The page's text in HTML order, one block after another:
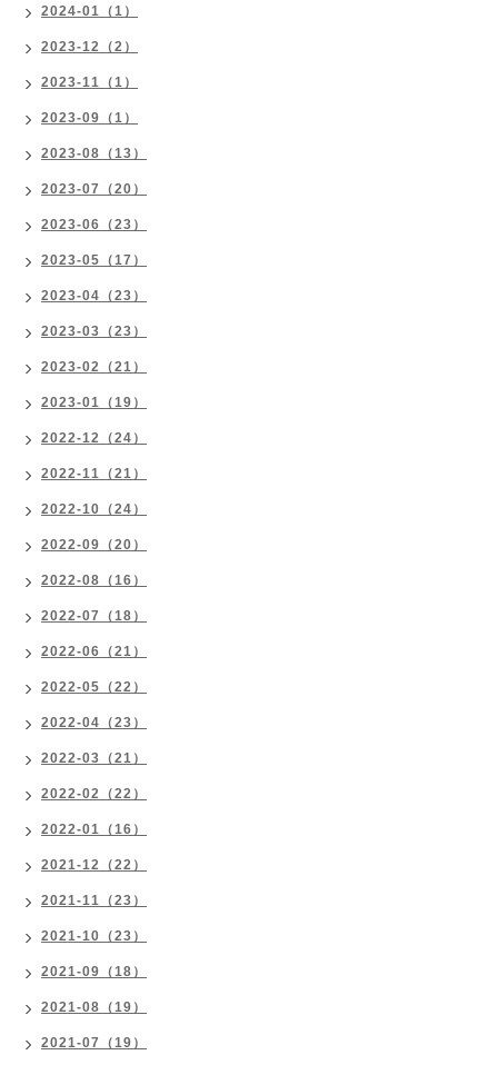
2024-01（1）
2023-12（2）
2023-11（1）
2023-09（1）
2023-08（13）
2023-07（20）
2023-06（23）
2023-05（17）
2023-04（23）
2023-03（23）
2023-02（21）
2023-01（19）
2022-12（24）
2022-11（21）
2022-10（24）
2022-09（20）
2022-08（16）
2022-07（18）
2022-06（21）
2022-05（22）
2022-04（23）
2022-03（21）
2022-02（22）
2022-01（16）
2021-12（22）
2021-11（23）
2021-10（23）
2021-09（18）
2021-08（19）
2021-07（19）